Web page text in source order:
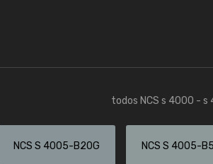
todos NCS s 4000 - s
NCS S 4005-B20G NCS S 4005-